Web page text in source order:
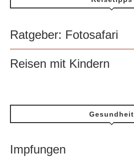
Ratgeber: Fotosafari
Reisen mit Kindern
Gesundheit
Impfungen